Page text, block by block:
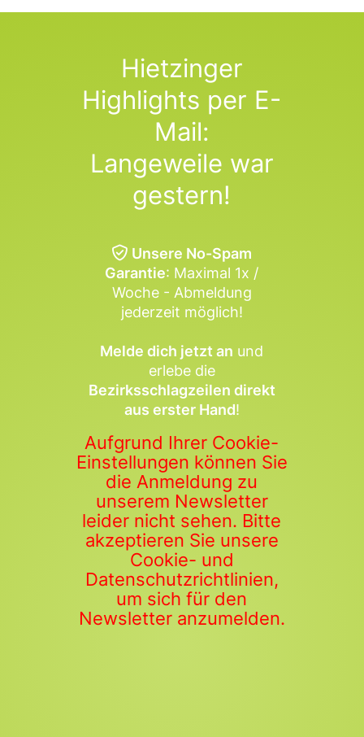
Hietzinger
Highlights per E-
Mail:
Langeweile war
gestern!
Unsere No-Spam
Garantie: Maximal 1x /
Woche - Abmeldung
jederzeit möglich!
Melde dich jetzt an und
erlebe die
Bezirksschlagzeilen direkt
aus erster Hand!
Aufgrund Ihrer Cookie-
Einstellungen können Sie
die Anmeldung zu
unserem Newsletter
leider nicht sehen. Bitte
akzeptieren Sie unsere
Cookie- und
Datenschutzrichtlinien,
um sich für den
Newsletter anzumelden.